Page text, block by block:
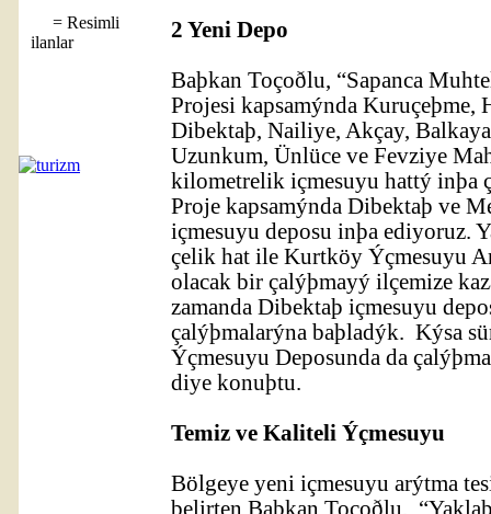
= Resimli
ilanlar
2 Yeni Depo
Baþkan Toçoðlu, “Sapanca
Projesi kapsamýnda Kuruçeþme,
Dibektaþ, Nailiye, Akçay,
Uzunkum, Ünlüce ve Fevziye
kilometrelik içmesuyu hattý inþa
Proje kapsamýnda Dibektaþ ve
içmesuyu deposu inþa ediyoruz.
çelik hat ile Kurtköy Ýçmesuyu
olacak bir çalýþmayý ilçemize
zamanda Dibektaþ içmesuyu
çalýþmalarýna baþladýk. Kýsa
Ýçmesuyu Deposunda da
diye konuþtu.
Temiz ve Kaliteli Ýçmesuyu
Bölgeye yeni içmesuyu arýtma
belirten Baþkan Toçoðlu,